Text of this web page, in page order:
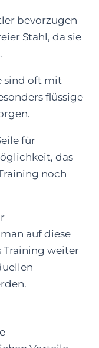
bevorzugen
Stahl, da sie
sind oft mit
flüssige
für
das
noch
auf diese
Training weiter